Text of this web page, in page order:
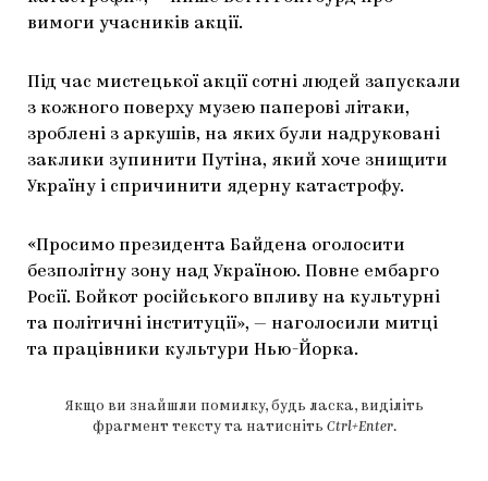
вимоги учасників акції.
Під час мистецької акції сотні людей запускали
з кожного поверху музею паперові літаки,
зроблені з аркушів, на яких були надруковані
заклики зупинити Путіна, який хоче знищити
Україну і спричинити ядерну катастрофу.
«Просимо президента Байдена оголосити
безполітну зону над Україною. Повне ембарго
Росії. Бойкот російського впливу на культурні
та політичні інституції», — наголосили митці
та працівники культури Нью-Йорка.
Якщо ви знайшли помилку, будь ласка, виділіть
фрагмент тексту та натисніть Ctrl+Enter.